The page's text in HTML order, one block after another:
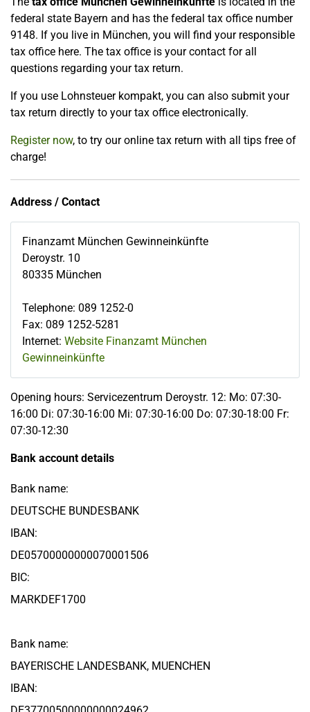
federal state Bayern and has the federal tax office number
9148. If you live in München, you will find your responsible
tax office here. The tax office is your contact for all
questions regarding your tax return.
If you use Lohnsteuer kompakt, you can also submit your
tax return directly to your tax office electronically.
Register now, to try our online tax return with all tips free of
charge!
Address / Contact
Finanzamt München Gewinneinkünfte
Deroystr. 10
80335 München
Telephone: 089 1252-0
Fax: 089 1252-5281
Internet: Website Finanzamt München
Gewinneinkünfte
Opening hours: Servicezentrum Deroystr. 12: Mo: 07:30-
16:00 Di: 07:30-16:00 Mi: 07:30-16:00 Do: 07:30-18:00 Fr:
07:30-12:30
Bank account details
Bank name:
DEUTSCHE BUNDESBANK
IBAN:
DE05700000000070001506
BIC:
MARKDEF1700
Bank name:
BAYERISCHE LANDESBANK, MUENCHEN
IBAN: